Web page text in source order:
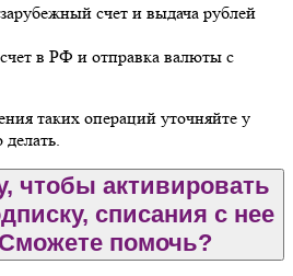
счет и выдача рублей
в РФ и отправка валюты с
таких операций уточняйте у
чтобы активировать
списания с нее
помочь?